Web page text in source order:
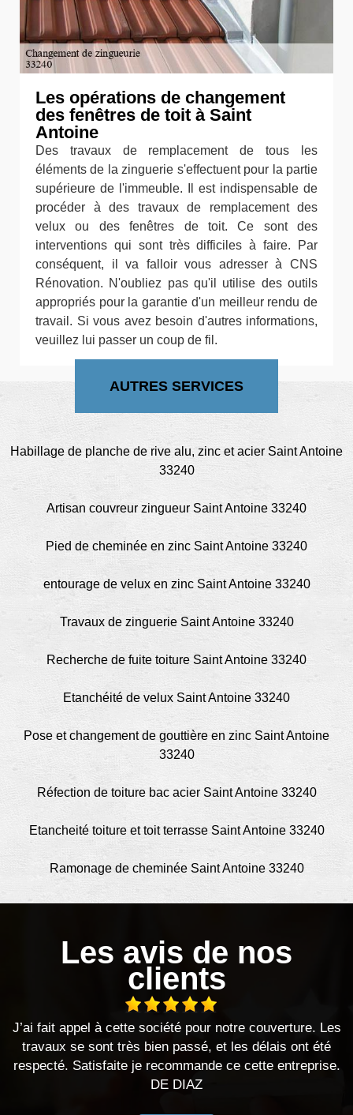
Les opérations de changement
des fenêtres de toit à Saint
Antoine
Des travaux de remplacement de tous les
éléments de la zinguerie s'effectuent pour la partie
supérieure de l'immeuble. Il est indispensable de
procéder à des travaux de remplacement des
velux ou des fenêtres de toit. Ce sont des
interventions qui sont très difficiles à faire. Par
conséquent, il va falloir vous adresser à CNS
Rénovation. N'oubliez pas qu'il utilise des outils
appropriés pour la garantie d'un meilleur rendu de
travail. Si vous avez besoin d'autres informations,
veuillez lui passer un coup de fil.
AUTRES SERVICES
Habillage de planche de rive alu, zinc et acier Saint Antoine
33240
Artisan couvreur zingueur Saint Antoine 33240
Pied de cheminée en zinc Saint Antoine 33240
entourage de velux en zinc Saint Antoine 33240
Travaux de zinguerie Saint Antoine 33240
Recherche de fuite toiture Saint Antoine 33240
Etanchéité de velux Saint Antoine 33240
Pose et changement de gouttière en zinc Saint Antoine
33240
Réfection de toiture bac acier Saint Antoine 33240
Etancheité toiture et toit terrasse Saint Antoine 33240
Ramonage de cheminée Saint Antoine 33240
Les avis de nos
clients
pour notre couverture. Les
passé, et les délais ont été
ce cette entreprise.
Bonjour, j’ai fait appelle
ont été très réactif,